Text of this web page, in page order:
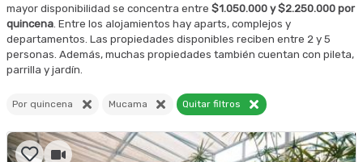
mayor disponibilidad se concentra entre $1.050.000 y $2.250.000 por
quincena. Entre los alojamientos hay aparts, complejos y
departamentos. Las propiedades disponibles reciben entre 2 y 5
personas. Además, muchas propiedades también cuentan con pileta,
parrilla y jardín.
Por quincena Mucama Quitar filtros